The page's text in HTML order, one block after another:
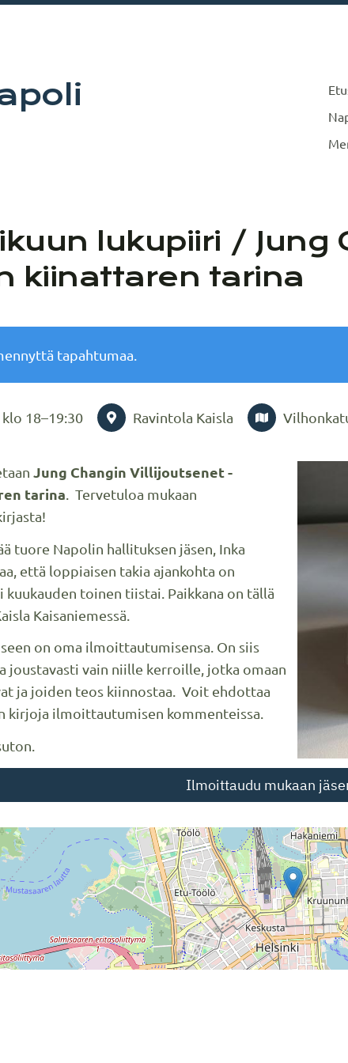
lukupiiri / Jung
kiinattaren tarina
tapahtumaa.
klo 18–19:30 Ravintola Kaisla
Jung Changin Villijoutsenet -
tarina . Tervetuloa mukaan
tuore Napolin hallituksen jäsen, Inka
että loppiaisen takia ajankohta on
toinen tiistai. Paikkana on tällä
Kaisaniemessä.
on oma ilmoittautumisensa. On siis
joustavasti vain niille kerroille, jotka omaan
ja joiden teos kiinnostaa. Voit ehdottaa
kirjoja ilmoittautumisen kommenteissa.
Ilmoittaudu mukaan